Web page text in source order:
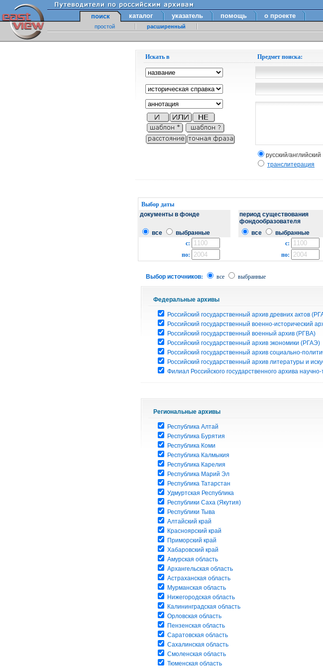
поиск каталог указатель помощь о проекте
простой расширенный
Искать в Предмет поиска:
русский/английский
транслитерация
Выбор даты
документы в фонде
период существования
фондообразователя
все
выбранные все выбранные
с:
с:
по:
по:
Выбор источников: все выбранные
Федеральные архивы
Российский государственный архив древних актов
Российский государственный военно-исторический
Российский государственный военный архив (РГВА)
Российский государственный архив экономики (РГАЭ)
Российский государственный архив социально-
Российский государственный архив литературы и
Филиал Российского государственного архива
Региональные архивы
Республика Алтай
Республика Бурятия
Республика Коми
Республика Калмыкия
Республика Карелия
Республика Марий Эл
Республика Татарстан
Удмуртская Республика
Республики Саха (Якутия)
Республики Тыва
Алтайский край
Красноярский край
Приморский край
Хабаровский край
Амурская область
Архангельская область
Астраханская область
Мурманская область
Нижегородская область
Калининградская область
Орловская область
Пензенская область
Саратовская область
Сахалинская область
Смоленская область
Тюменская область